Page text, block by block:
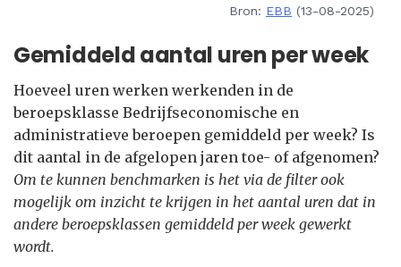
Bron: EBB (13-08-2025)
Gemiddeld aantal uren per week
Hoeveel uren werken werkenden in de
beroepsklasse Bedrijfseconomische en
administratieve beroepen gemiddeld per week? Is
dit aantal in de afgelopen jaren toe- of afgenomen?
Om te kunnen benchmarken is het via de filter ook
mogelijk om inzicht te krijgen in het aantal uren dat in
andere beroepsklassen gemiddeld per week gewerkt
wordt.